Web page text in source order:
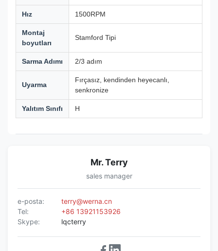
Hız 1500RPM
Montaj
boyutları
Stamford Tipi
Sarma Adımı 2/3 adım
Uyarma
Fırçasız, kendinden heyecanlı,
senkronize
Yalıtım Sınıfı H
Mr. Terry
sales manager
e-posta:
terry@werna.cn
Tel:
+86 13921153926
Skype:
lqcterry